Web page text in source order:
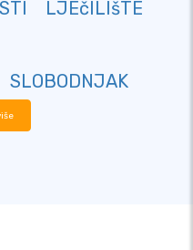
LJEčILIšTE
SLOBODNJAK